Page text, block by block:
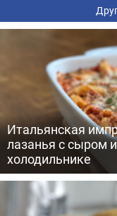
Итальянская
лазанья с сыром
холодильнике